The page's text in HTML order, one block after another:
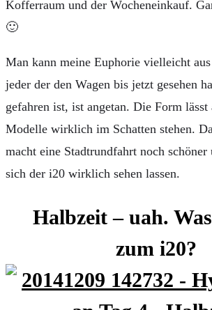
Kofferraum und der Wocheneinkauf.
🙂
Man kann meine Euphorie vielleicht
jeder der den Wagen bis jetzt gesehen
gefahren ist, ist angetan. Die Form
Modelle wirklich im Schatten stehen.
macht eine Stadtrundfahrt noch
sich der i20 wirklich sehen lassen.
Halbzeit – uah.
zum i20?